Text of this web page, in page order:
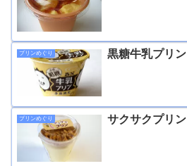
プリンめぐり 黒糖牛乳プリン
プリンめぐり サクサクプリン